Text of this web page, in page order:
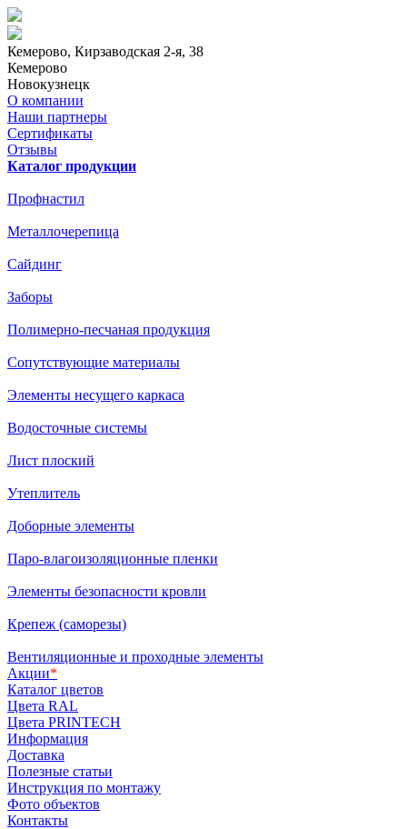
Кемерово, Кирзаводская 2-я, 38
Кемерово
Новокузнецк
О компании
Наши партнеры
Сертификаты
Отзывы
Каталог продукции
Профнастил
Металлочерепица
Сайдинг
Заборы
Полимерно-песчаная продукция
Сопутствующие материалы
Элементы несущего каркаса
Водосточные системы
Лист плоский
Утеплитель
Доборные элементы
Паро-влагоизоляционные пленки
Элементы безопасности кровли
Крепеж (саморезы)
Вентиляционные и проходные элементы
Акции*
Каталог цветов
Цвета RAL
Цвета PRINTECH
Информация
Доставка
Полезные статьи
Инструкция по монтажу
Фото объектов
Контакты